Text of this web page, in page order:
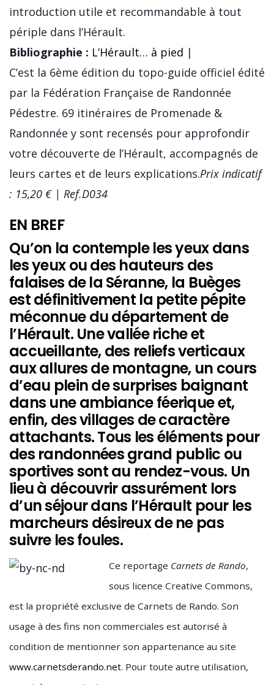
introduction utile et recommandable à tout
périple dans l’Hérault.
Bibliographie : L’Hérault… à pied |
C’est la 6ème édition du topo-guide officiel édité
par la Fédération Française de Randonnée
Pédestre. 69 itinéraires de Promenade &
Randonnée y sont recensés pour approfondir
votre découverte de l’Hérault, accompagnés de
leurs cartes et de leurs explications.Prix indicatif
: 15,20 € | Ref.D034
EN BREF
Qu’on la contemple les yeux dans
les yeux ou des hauteurs des
falaises de la Séranne, la Buèges
est définitivement la petite pépite
méconnue du département de
l’Hérault. Une vallée riche et
accueillante, des reliefs verticaux
aux allures de montagne, un cours
d’eau plein de surprises baignant
dans une ambiance féerique et,
enfin, des villages de caractère
attachants. Tous les éléments pour
des randonnées grand public ou
sportives sont au rendez-vous. Un
lieu à découvrir assurément lors
d’un séjour dans l’Hérault pour les
marcheurs désireux de ne pas
suivre les foules.
Ce reportage Carnets de Rando,
sous licence Creative Commons,
est la propriété exclusive de Carnets de Rando. Son
usage à des fins non commerciales est autorisé à
condition de mentionner son appartenance au site
www.carnetsderando.net. Pour toute autre utilisation,